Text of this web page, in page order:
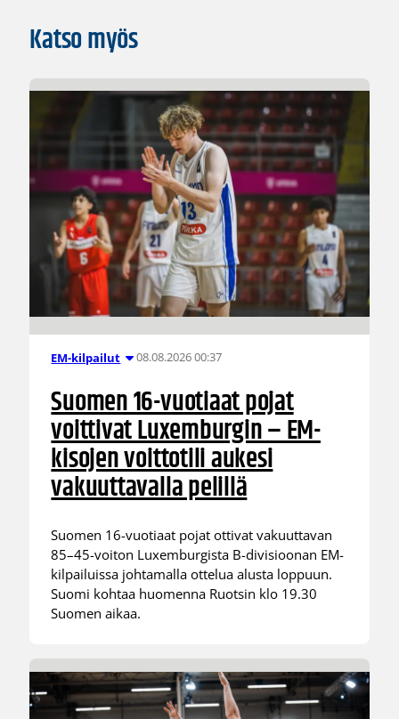
Katso myös
EM-kilpailut 08.08.2026 00:37
Suomen 16-vuotiaat pojat
voittivat Luxemburgin – EM-
kisojen voittotili aukesi
vakuuttavalla pelillä
Suomen 16-vuotiaat pojat ottivat vakuuttavan
85–45-voiton Luxemburgista B-divisioonan EM-
kilpailuissa johtamalla ottelua alusta loppuun.
Suomi kohtaa huomenna Ruotsin klo 19.30
Suomen aikaa.